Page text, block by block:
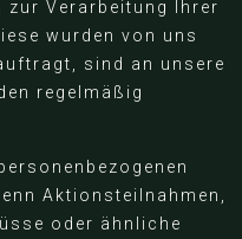
zur Verarbeitung Ihrer
wurden von uns
sind an unsere
regelmäßig
Aktionsteilnahmen,
oder ähnliche